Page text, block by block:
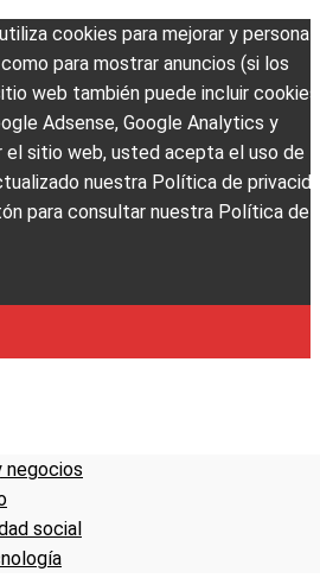
cookies para mejorar y
para mostrar anuncios (si los
web también puede incluir
Adsense, Google Analytics y
el sitio web, usted acepta el uso de
nuestra Política de
para consultar nuestra Política de
negocios
social